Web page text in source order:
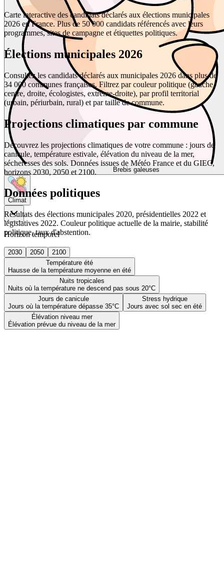
Brebis galeuses
Climat
Horizon temporel
2030 2050
2100
Température été
Hausse de la température moyenne en été
Nuits tropicales
Nuits où la température ne descend pas sous 20°C
Jours de canicule
Jours où la température dépasse 35°C
Stress hydrique
Jours avec sol sec en été
Élévation niveau mer
Élévation prévue du niveau de la mer
Carte interactive des candidats déclarés aux élections municipales
2026 en France. Plus de 50 000 candidats référencés avec leurs
programmes, sites de campagne et étiquettes politiques.
Élections municipales 2026
Consultez les candidats déclarés aux municipales 2026 dans plus de
34 000 communes françaises. Filtrez par couleur politique (gauche,
centre, droite, écologistes, extrême-droite), par profil territorial
(urbain, périurbain, rural) et par taille de commune.
Projections climatiques par commune
Découvrez les projections climatiques de votre commune : jours de
canicule, température estivale, élévation du niveau de la mer,
sécheresses des sols. Données issues de Météo France et du GIEC,
horizons 2030, 2050 et 2100.
Données politiques
Résultats des élections municipales 2020, présidentielles 2022 et
législatives 2022. Couleur politique actuelle de la mairie, stabilité
politique, taux d'abstention.